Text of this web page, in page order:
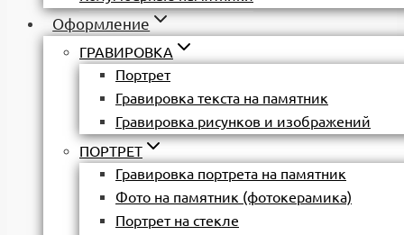
Оформление
ГРАВИРОВКА
Портрет
Гравировка текста на памятник
Гравировка рисунков и изображений
ПОРТРЕТ
Гравировка портрета на памятник
Фото на памятник (фотокерамика)
Портрет на стекле